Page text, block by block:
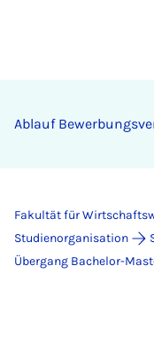
Ab­lauf
Fakultät für
Studienorganisation
Übergang Bachelor-